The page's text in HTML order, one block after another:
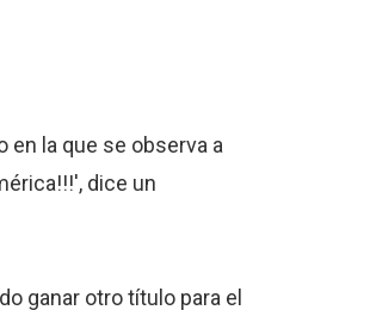
en la que se observa a
dice un
ganar otro título para el